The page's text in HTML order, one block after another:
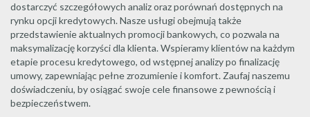
dostarczyć szczegółowych analiz oraz porównań dostępnych na
rynku opcji kredytowych. Nasze usługi obejmują także
przedstawienie aktualnych promocji bankowych, co pozwala na
maksymalizację korzyści dla klienta. Wspieramy klientów na każdym
etapie procesu kredytowego, od wstępnej analizy po finalizację
umowy, zapewniając pełne zrozumienie i komfort. Zaufaj naszemu
doświadczeniu, by osiągać swoje cele finansowe z pewnością i
bezpieczeństwem.